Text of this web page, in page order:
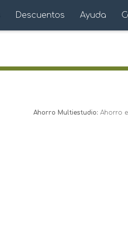
Descuentos Ayuda
Ahorro Multiestudio: Ahorro